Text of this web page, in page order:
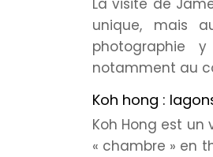
La visite de
unique, mais
photographie
notamment au
Koh hong :
Koh Hong est
« chambre » en